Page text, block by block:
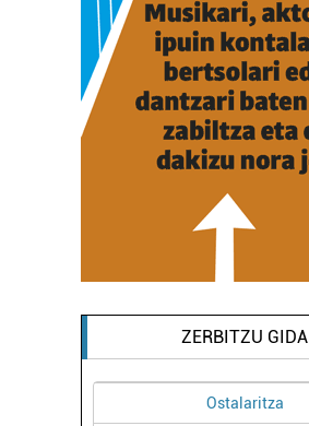
ZERBITZU GIDA
Ostalaritza